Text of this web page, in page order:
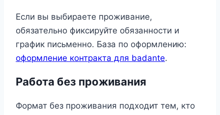
Если вы выбираете проживание,
обязательно фиксируйте обязанности и
график письменно. База по оформлению:
оформление контракта для badante.
Работа без проживания
Формат без проживания подходит тем, кто